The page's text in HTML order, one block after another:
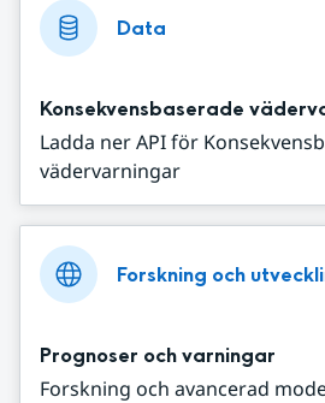
Data
Konsekvensbaserade
Ladda ner API för
vädervarningar
Forskning och
Prognoser och varningar
Forskning och avancerad